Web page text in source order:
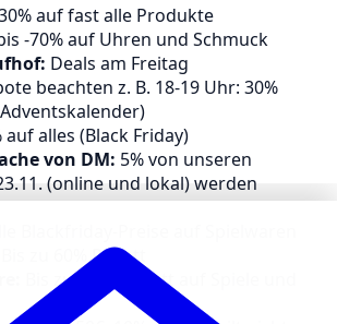
auf fast alle Produkte
-70% auf Uhren und Schmuck
Deals am Freitag
beachten z. B. 18-19 Uhr: 30%
auf alles (Black Friday)
von DM: 5% von unseren
(online und lokal) werden
Bis zu 60% Rabatt
Bis zu 80 % Rabatt auf Spiele und